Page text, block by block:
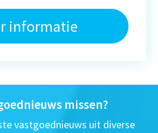
informatie
missen?
vastgoednieuws uit diverse